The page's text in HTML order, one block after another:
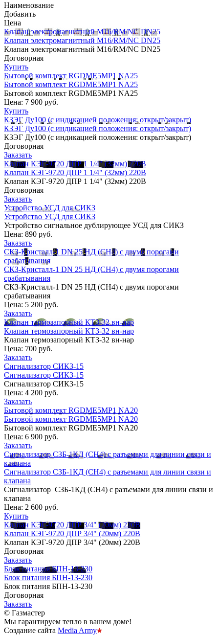
Наименование
Добавить
Цена
Клапан электромагнитный M16/RM/NC DN25
Клапан электромагнитный M16/RM/NC DN25
Клапан электромагнитный M16/RM/NC DN25
Договорная
Купить
Бытовой комплект RGDME5MP1 NА25
Бытовой комплект RGDME5MP1 NА25
Бытовой комплект RGDME5MP1 NА25
Цена: 7 900 руб.
Купить
КЗЭГ Ду100 (с индикацией положения: открыт/закрыт)
КЗЭГ Ду100 (с индикацией положения: открыт/закрыт)
КЗЭГ Ду100 (с индикацией положения: открыт/закрыт)
Договорная
Заказать
Клапан КЭГ-9720 ДПР 1 1/4" (32мм) 220В
Клапан КЭГ-9720 ДПР 1 1/4" (32мм) 220В
Клапан КЭГ-9720 ДПР 1 1/4" (32мм) 220В
Договорная
Заказать
Устройство УСД для СИКЗ
Устройство УСД для СИКЗ
Устройство сигнальное дублирующее УСД для СИКЗ
Цена: 890 руб.
Заказать
СКЗ-Кристалл-1 DN 25 НД (CH4) с двумя порогами
срабатывания
СКЗ-Кристалл-1 DN 25 НД (CH4) с двумя порогами
срабатывания
СКЗ-Кристалл-1 DN 25 НД (CH4) с двумя порогами
срабатывания
Цена: 5 200 руб.
Заказать
Клапан термозапорный КТЗ-32 вн-нар
Клапан термозапорный КТЗ-32 вн-нар
Клапан термозапорный КТЗ-32 вн-нар
Цена: 700 руб.
Заказать
Сигнализатор СИКЗ-15
Сигнализатор СИКЗ-15
Сигнализатор СИКЗ-15
Цена: 4 200 руб.
Заказать
Бытовой комплект RGDME5MP1 NА20
Бытовой комплект RGDME5MP1 NА20
Бытовой комплект RGDME5MP1 NА20
Цена: 6 900 руб.
Заказать
Сигнализатор СЗБ-1КД (СН4) с разъемами для линии связи и
клапана
Сигнализатор СЗБ-1КД (СН4) с разъемами для линии связи и
клапана
Сигнализатор СЗБ-1КД (СН4) с разъемами для линии связи и
клапана
Цена: 2 600 руб.
Купить
Клапан КЭГ-9720 ДПР 3/4" (20мм) 220В
Клапан КЭГ-9720 ДПР 3/4" (20мм) 220В
Клапан КЭГ-9720 ДПР 3/4" (20мм) 220В
Договорная
Заказать
Блок питания БПН-13-230
Блок питания БПН-13-230
Блок питания БПН-13-230
Договорная
Заказать
© Газмастер
Мы гарантируем тепло в вашем доме!
Создание сайта Media Army